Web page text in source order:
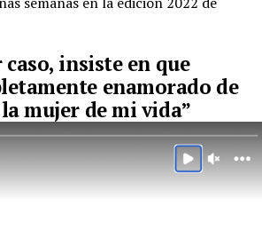
insiste en que
enamorado de
mujer de mi vida”